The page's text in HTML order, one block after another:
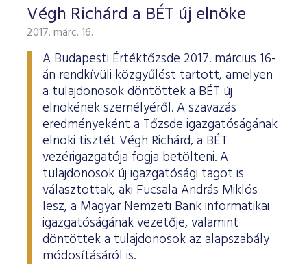
Végh Richárd a BÉT új elnöke
2017. márc. 16.
A Budapesti Értéktőzsde 2017. március 16-
án rendkívüli közgyűlést tartott, amelyen
a tulajdonosok döntöttek a BÉT új
elnökének személyéről. A szavazás
eredményeként a Tőzsde igazgatóságának
elnöki tisztét Végh Richárd, a BÉT
vezérigazgatója fogja betölteni. A
tulajdonosok új igazgatósági tagot is
választottak, aki Fucsala András Miklós
lesz, a Magyar Nemzeti Bank informatikai
igazgatóságának vezetője, valamint
döntöttek a tulajdonosok az alapszabály
módosításáról is.